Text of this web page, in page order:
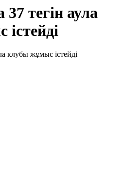
тегін аула